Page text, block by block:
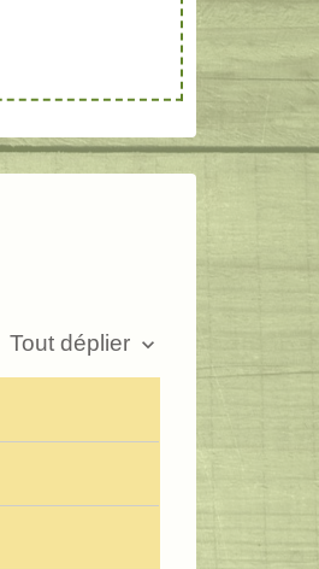
Tout déplier keyboard_arrow_down